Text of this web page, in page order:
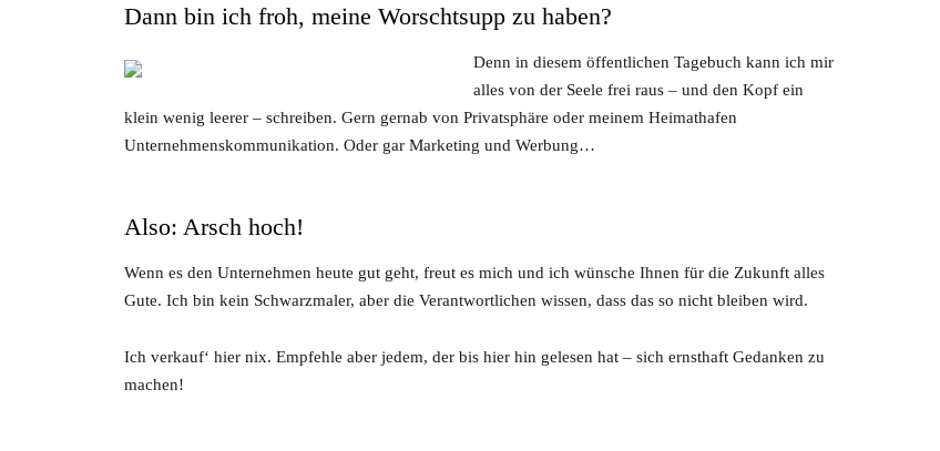
Dann bin ich froh, meine Worschtsupp zu haben?
Denn in diesem öffentlichen Tagebuch kann ich mir
alles von der Seele frei raus – und den Kopf ein
klein wenig leerer – schreiben. Gern gernab von Privatsphäre oder meinem Heimathafen
Unternehmenskommunikation. Oder gar Marketing und Werbung…
Also: Arsch hoch!
Wenn es den Unternehmen heute gut geht, freut es mich und ich wünsche Ihnen für die Zukunft alles
Gute. Ich bin kein Schwarzmaler, aber die Verantwortlichen wissen, dass das so nicht bleiben wird.
Ich verkauf‘ hier nix. Empfehle aber jedem, der bis hier hin gelesen hat – sich ernsthaft Gedanken zu
machen!